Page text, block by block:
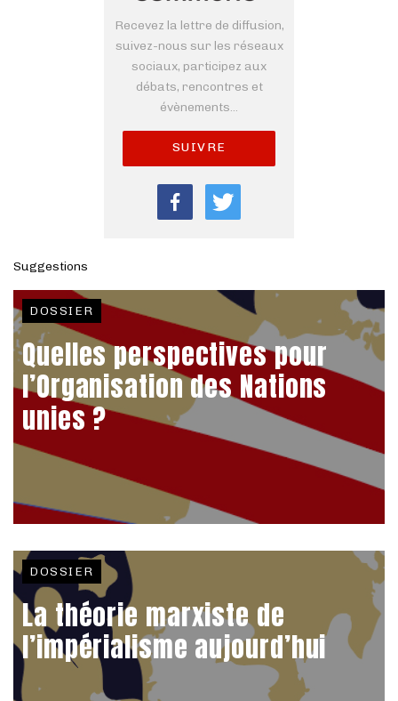
Recevez la lettre de diffusion,
suivez-nous sur les réseaux
sociaux, participez aux
débats, rencontres et
évènements...
SUIVRE
Suggestions
DOSSIER
Quelles perspectives pour
l’Organisation des Nations
unies ?
DOSSIER
La théorie marxiste de
l’impérialisme aujourd’hui